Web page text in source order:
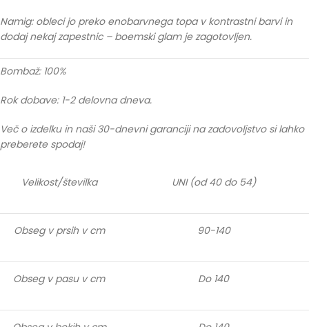
Namig: obleci jo preko enobarvnega topa v kontrastni barvi in
dodaj nekaj zapestnic – boemski glam je zagotovljen.
Bombaž: 100%
Rok dobave: 1-2 delovna dneva.
Več o izdelku in naši 30-dnevni garanciji na zadovoljstvo si lahko
preberete spodaj!
Velikost/številka UNI (od 40 do 54)
Obseg v prsih v cm 90-140
Obseg v pasu v cm Do 140